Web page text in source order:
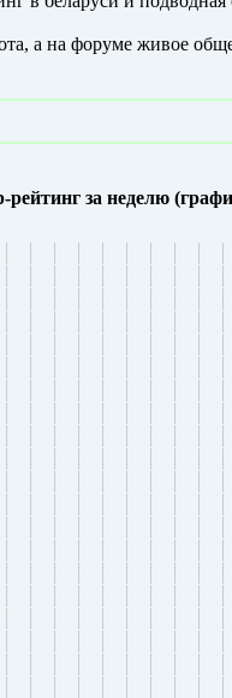
а на форуме живое
за неделю